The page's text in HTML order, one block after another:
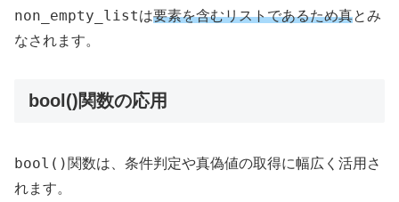
non_empty_listは要素を含むリストであるため真とみ
なされます。
bool()関数の応用
bool() 関数は、条件判定や真偽値の取得に幅広く活用さ
れます。